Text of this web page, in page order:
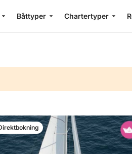
Båttyper Chartertyper